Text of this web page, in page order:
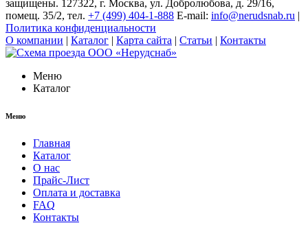
защищены. 127322, г. Москва, ул. Добролюбова, д. 29/16,
помещ. 35/2, тел. +7 (499) 404-1-888 E-mail: info@nerudsnab.ru |
Политика конфиденциальности
О компании | Каталог | Карта сайта | Статьи | Контакты
Меню
Каталог
Меню
Главная
Каталог
О нас
Прайс-Лист
Оплата и доставка
FAQ
Контакты